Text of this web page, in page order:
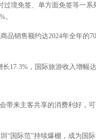
免签、单方面免签等一系
。
售额约达2024年全年的
，国际旅游收入增幅达
来主客共享的消费利好，
际范”持续爆棚，成为国